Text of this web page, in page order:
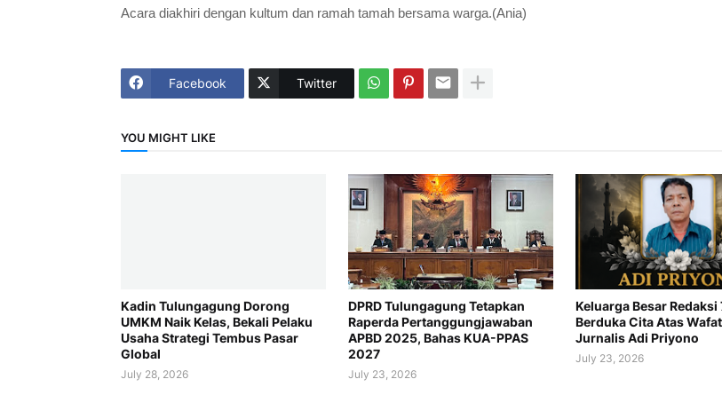
Acara diakhiri dengan kultum dan ramah tamah bersama warga.(Ania)
Facebook Twitter
YOU MIGHT LIKE
Kadin Tulungagung Dorong
UMKM Naik Kelas, Bekali Pelaku
Usaha Strategi Tembus Pasar
Global
July 28, 2026
DPRD Tulungagung Tetapkan
Raperda Pertanggungjawaban
APBD 2025, Bahas KUA-PPAS
2027
July 23, 2026
Keluarga Besar Redaksi
Berduka Cita Atas
Jurnalis Adi Priyono
July 23, 2026